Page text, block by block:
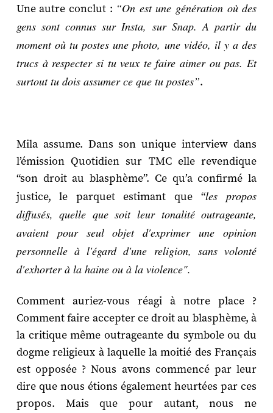
Une autre conclut : “On est une génération où des
gens sont connus sur Insta, sur Snap. A partir du
moment où tu postes une photo, une vidéo, il y a des
trucs à respecter si tu veux te faire aimer ou pas. Et
surtout tu dois assumer ce que tu postes”.
Mila assume. Dans son unique interview dans
l’émission Quotidien sur TMC elle revendique
“son droit au blasphème”. Ce qu’a confirmé la
justice, le parquet estimant que “les propos
diffusés, quelle que soit leur tonalité outrageante,
avaient pour seul objet d'exprimer une opinion
personnelle à l'égard d'une religion, sans volonté
d'exhorter à la haine ou à la violence".
Comment auriez-vous réagi à notre place ?
Comment faire accepter ce droit au blasphème, à
la critique même outrageante du symbole ou du
dogme religieux à laquelle la moitié des Français
est opposée ? Nous avons commencé par leur
dire que nous étions également heurtées par ces
propos. Mais que pour autant, nous ne